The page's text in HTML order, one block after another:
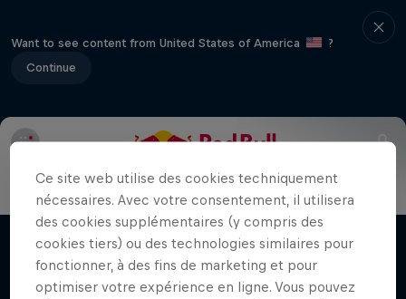
Want to see content from United States of America
?
Continue
Films & Séries
Daniel 'Chucky' Sanders:
Seeing Double
En quête d’un nouveau titre au Dakar et d’un
équilibre de vie
RALLYE
Ce site web utilise des cookies techniquement
nécessaires. Avec votre consentement, il utilisera
des cookies supplémentaires (y compris des
cookies tiers) ou des technologies similaires pour
fonctionner, à des fins de marketing et pour
optimiser votre expérience en ligne. Vous pouvez